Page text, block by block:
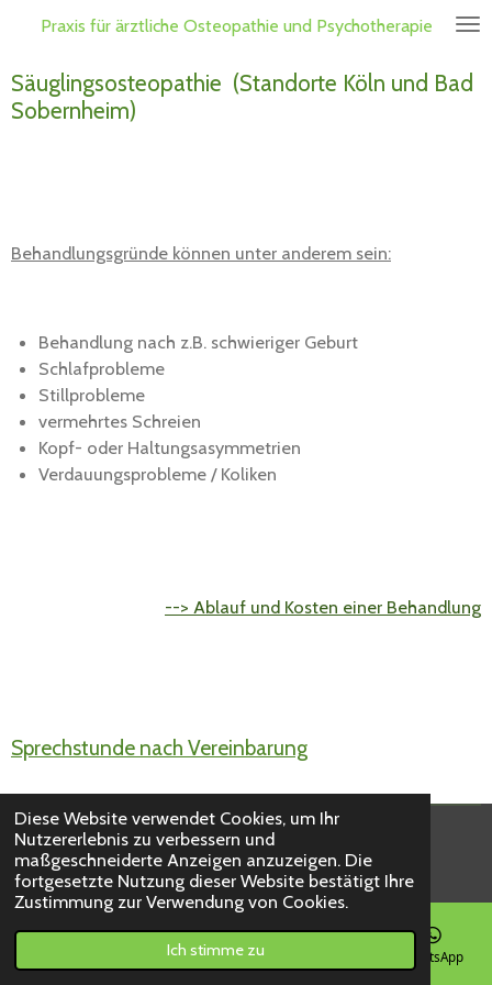
Diese Website verwendet Cookies, um Ihr
Nutzererlebnis zu verbessern und
maßgeschneiderte Anzeigen anzuzeigen. Die
fortgesetzte Nutzung dieser Website bestätigt Ihre
Zustimmung zur Verwendung von Cookies.
Ich stimme zu
Zum
springen
Praxis für ärztliche Osteopathie und Psychotherapie
Säuglingsosteopathie (Standorte Köln und Bad
Sobernheim)
Behandlungsgründe können unter anderem sein:
Behandlung nach z.B. schwieriger Geburt
Schlafprobleme
Stillprobleme
vermehrtes Schreien
Kopf- oder Haltungsasymmetrien
Verdauungsprobleme / Koliken
--> Ablauf und Kosten einer Behandlung
Sprechstunde nach Vereinbarung
© 2023 - 2026 Praxis Dr. Held
Mit Unterstützung von Webador
Telefon Karte WhatsApp